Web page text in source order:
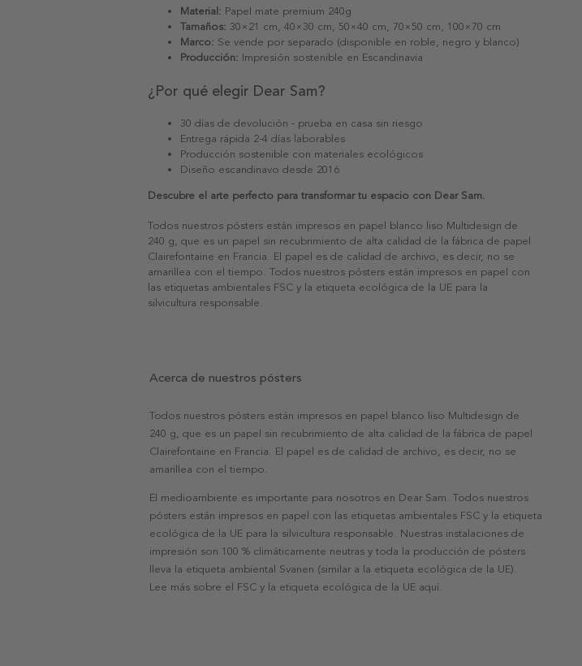
Material: Papel mate premium 240g
Tamaños: 30×21 cm, 40×30 cm, 50×40 cm, 70×50 cm, 100×70 cm
Marco: Se vende por separado (disponible en roble, negro y blanco)
Producción: Impresión sostenible en Escandinavia
¿Por qué elegir Dear Sam?
30 días de devolución - prueba en casa sin riesgo
Entrega rápida 2-4 días laborables
Producción sostenible con materiales ecológicos
Diseño escandinavo desde 2016
Descubre el arte perfecto para transformar tu espacio con Dear Sam.
Todos nuestros pósters están impresos en papel blanco liso Multidesign de
240 g, que es un papel sin recubrimiento de alta calidad de la fábrica de papel
Clairefontaine en Francia. El papel es de calidad de archivo, es decir, no se
amarillea con el tiempo. Todos nuestros pósters están impresos en papel con
las etiquetas ambientales FSC y la etiqueta ecológica de la UE para la
silvicultura responsable.
Acerca de nuestros pósters
Todos nuestros pósters están impresos en papel blanco liso Multidesign de
240 g, que es un papel sin recubrimiento de alta calidad de la fábrica de papel
Clairefontaine en Francia. El papel es de calidad de archivo, es decir, no se
amarillea con el tiempo.
El medioambiente es importante para nosotros en Dear Sam. Todos nuestros
pósters están impresos en papel con las etiquetas ambientales FSC y la etiqueta
ecológica de la UE para la silvicultura responsable. Nuestras instalaciones de
impresión son 100 % climáticamente neutras y toda la producción de pósters
lleva la etiqueta ambiental Svanen (similar a la etiqueta ecológica de la UE).
Lee más sobre el FSC y la etiqueta ecológica de la UE aquí.